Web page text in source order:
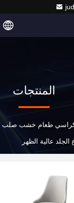
المنتجات
طعام خشب صلب